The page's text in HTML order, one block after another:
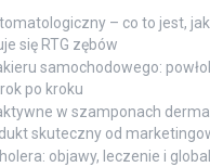
– co to jest,
się RTG zębów
samochodowego:
po kroku
w szamponach
skuteczny od
objawy, leczenie i